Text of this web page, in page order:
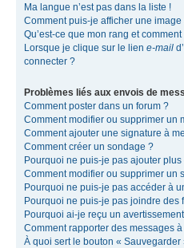
Ma langue n’est pas dans la liste !
Comment puis-je afficher une
Qu’est-ce que mon rang et
Lorsque je clique sur le lien e-mail
connecter ?
Problèmes liés aux envois de
Comment poster dans un forum ?
Comment modifier ou supprimer un
Comment ajouter une signature à
Comment créer un sondage ?
Pourquoi ne puis-je pas ajouter
Comment modifier ou supprimer un
Pourquoi ne puis-je pas accéder à
Pourquoi ne puis-je pas joindre des
Pourquoi ai-je reçu un
Comment rapporter des messages
À quoi sert le bouton «